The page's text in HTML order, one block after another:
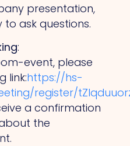
presentation,
ask questions.
:
event, please
link:https://hs-
register/
a confirmation
the